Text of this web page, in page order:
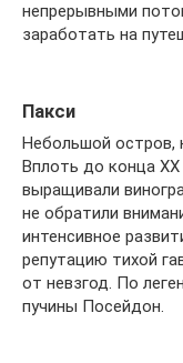
непрерывными
заработать на
Пакси
Небольшой остров,
Вплоть до конца
выращивали
не обратили
интенсивное
репутацию тихой
от невзгод. По
пучины Посейдон.